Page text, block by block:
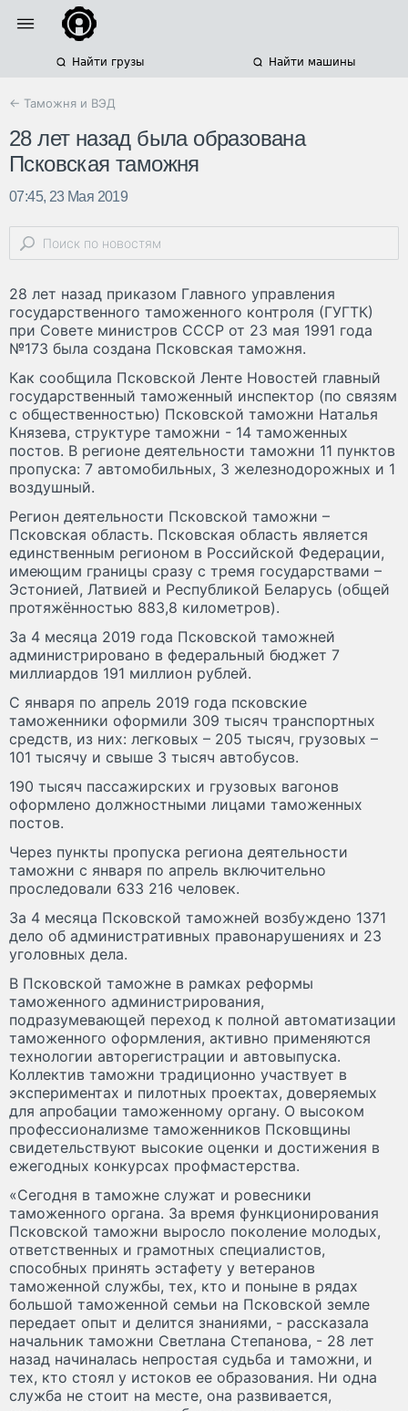
Найти грузы Найти машины
← Таможня и ВЭД
28 лет назад была образована
Псковская таможня
07:45, 23 Мая 2019
28 лет назад приказом Главного управления
государственного таможенного контроля (ГУГТК)
при Совете министров СССР от 23 мая 1991 года
№173 была создана Псковская таможня.
Как сообщила Псковской Ленте Новостей главный
государственный таможенный инспектор (по связям
с общественностью) Псковской таможни Наталья
Князева, структуре таможни - 14 таможенных
постов. В регионе деятельности таможни 11 пунктов
пропуска: 7 автомобильных, 3 железнодорожных и 1
воздушный.
Регион деятельности Псковской таможни –
Псковская область. Псковская область является
единственным регионом в Российской Федерации,
имеющим границы сразу с тремя государствами –
Эстонией, Латвией и Республикой Беларусь (общей
протяжённостью 883,8 километров).
За 4 месяца 2019 года Псковской таможней
администрировано в федеральный бюджет 7
миллиардов 191 миллион рублей.
С января по апрель 2019 года псковские
таможенники оформили 309 тысяч транспортных
средств, из них: легковых – 205 тысяч, грузовых –
101 тысячу и свыше 3 тысяч автобусов.
190 тысяч пассажирских и грузовых вагонов
оформлено должностными лицами таможенных
постов.
Через пункты пропуска региона деятельности
таможни с января по апрель включительно
проследовали 633 216 человек.
За 4 месяца Псковской таможней возбуждено 1371
дело об административных правонарушениях и 23
уголовных дела.
В Псковской таможне в рамках реформы
таможенного администрирования,
подразумевающей переход к полной автоматизации
таможенного оформления, активно применяются
технологии авторегистрации и автовыпуска.
Коллектив таможни традиционно участвует в
экспериментах и пилотных проектах, доверяемых
для апробации таможенному органу. О высоком
профессионализме таможенников Псковщины
свидетельствуют высокие оценки и достижения в
ежегодных конкурсах профмастерства.
«Сегодня в таможне служат и ровесники
таможенного органа. За время функционирования
Псковской таможни выросло поколение молодых,
ответственных и грамотных специалистов,
способных принять эстафету у ветеранов
таможенной службы, тех, кто и поныне в рядах
большой таможенной семьи на Псковской земле
передает опыт и делится знаниями, - рассказала
начальник таможни Светлана Степанова, - 28 лет
назад начиналась непростая судьба и таможни, и
тех, кто стоял у истоков ее образования. Ни одна
служба не стоит на месте, она развивается,